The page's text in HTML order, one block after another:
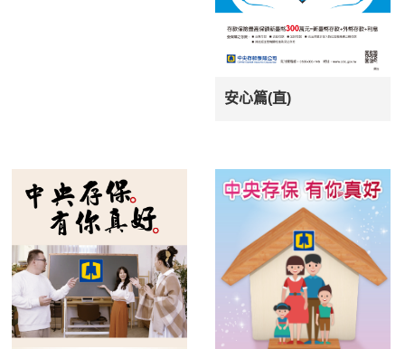
安心篇(直)